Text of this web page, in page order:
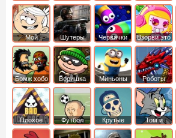
Мой
шумный
дом
Шутеры Червячки Взорви это
Бомж хобо
Воришка
боб
Миньоны
Роботы
динозавры
Плохое
мороженое
Футбол
головами
Крутые
Том и
джерри